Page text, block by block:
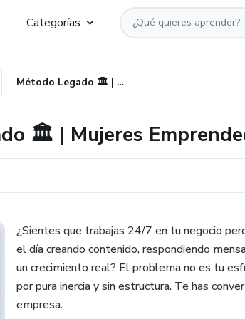
Categorías
Método Legado 🏛️ | Mujeres Emprendedoras que Escalan
🏛️ | Mujeres
¿Sientes que trabajas 24/7 en tu negocio
el día creando contenido, respondiendo
un crecimiento real? El problema no es tu
por pura inercia y sin estructura. Te has
empresa.